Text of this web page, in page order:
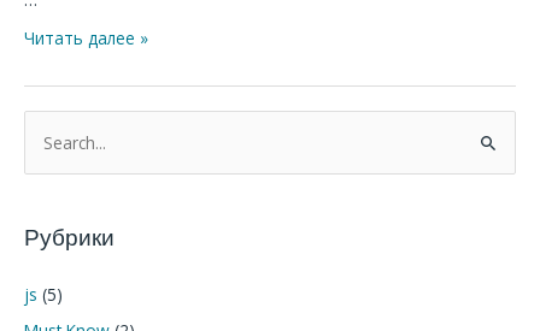
Читать далее »
о
с
:
Рубрики
js (5)